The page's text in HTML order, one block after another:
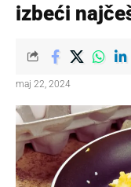
izbeći
maj 22, 2024